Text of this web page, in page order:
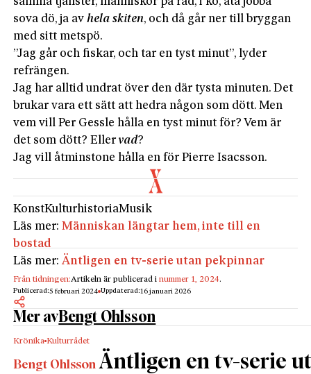
sova dö, ja avhela skiten, och då går ner till bryggan
med sitt metspö.
”Jag går och fiskar, och tar en tyst minut”, lyder
refrängen.
Jag har alltid undrat över den där tysta minuten. Det
brukar vara ett sätt att hedra någon som dött. Men
vem vill Per Gessle hålla en tyst minut för? Vem är
det som dött? Ellervad?
Jag vill åtminstone hålla en för Pierre Isacsson.
KonstKulturhistoriaMusik
Läs mer:Människan längtar hem, inte till en
bostad
Läs mer:Äntligen en tv-serie utan pekpinnar
Från tidningen:Artikeln är publicerad inummer 1, 2024.
Publicerad:5 februari 2024 Uppdaterad:16 januari 2026
Mer avBengt Ohlsson
Krönika Kulturrådet
Bengt Ohlsson Äntligen en tv-serie